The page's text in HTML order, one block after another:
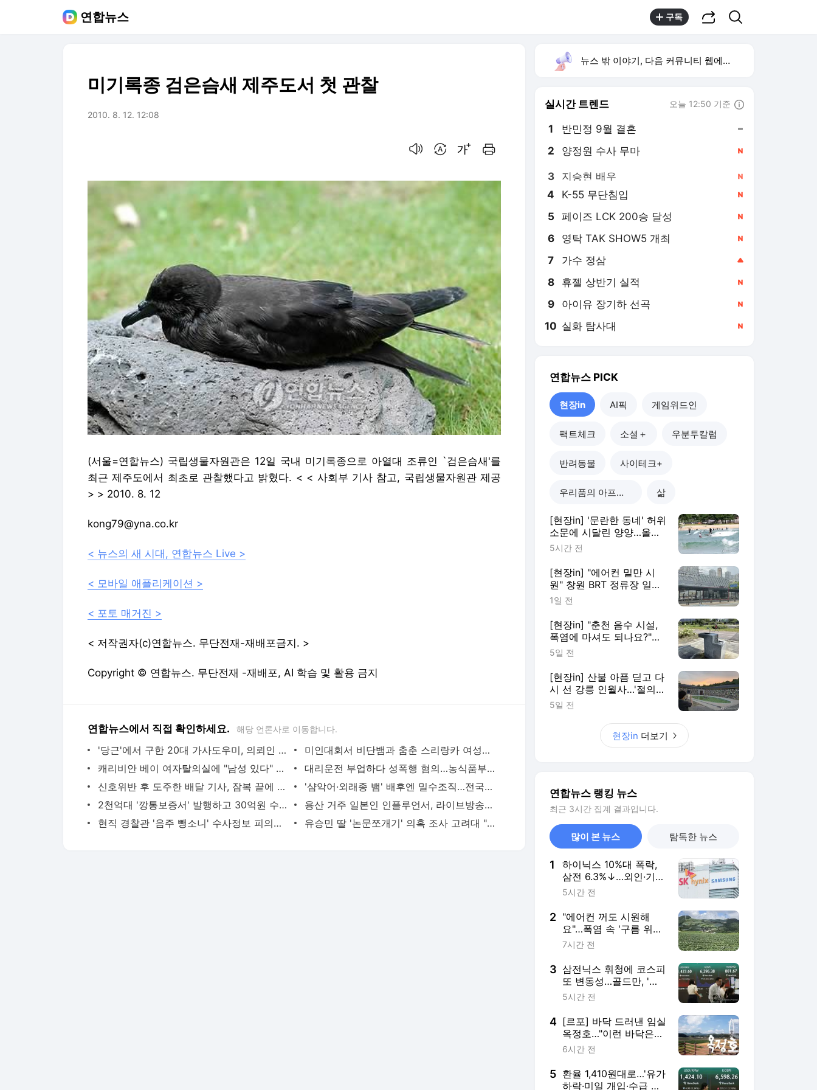
연합뉴스 구독
미기록종 검은슴새 제주도서 첫 관찰
2010. 8. 12. 12:08
(서울=연합뉴스) 국립생물자원관은 12일 국내 미기록종으로 아열대 조류인 `검은슴새'를
최근 제주도에서 최초로 관찰했다고 밝혔다. < < 사회부 기사 참고, 국립생물자원관 제공
> > 2010. 8. 12
kong79@yna.co.kr
< 뉴스의 새 시대, 연합뉴스 Live >
< 모바일 애플리케이션 >
< 포토 매거진 >
< 저작권자(c)연합뉴스. 무단전재-재배포금지. >
Copyright © 연합뉴스. 무단전재 -재배포, AI 학습 및 활용 금지
연합뉴스에서 직접 확인하세요. 해당 언론사로 이동합니다.
'당근'에서 구한 20대 가사도우미, 의뢰인 모친 유품 훔쳐가 | 연합뉴스
미인대회서 비단뱀과 춤춘 스리랑카 여성…동물학대 벌금형 | 연합뉴스
캐리비안 베이 여자탈의실에 "남성 있다" 신고 | 연합뉴스
대리운전 부업하다 성폭행 혐의…농식품부 산하 기관 직원 구속 | 연합뉴스
신호위반 후 도주한 배달 기사, 잠복 끝에 잡고 보니 수배자 | 연합뉴스
'샴악어·외래종 뱀' 배후엔 밀수조직…전국으로 택배 판매했다(종합) | 연합뉴스
2천억대 '깡통보증서' 발행하고 30억원 수수료 챙긴 유령보험사 | 연합뉴스
용산 거주 일본인 인플루언서, 라이브방송 도중 사망 | 연합뉴스
현직 경찰관 '음주 뺑소니' 수사정보 피의자 지인에 유출 의혹(종합) | 연합뉴스
유승민 딸 '논문쪼개기' 의혹 조사 고려대 "연구부정행위 아냐" | 연합뉴스
뉴스 밖 이야기, 다음 커뮤니티 웹에서 보기
실시간 트렌드 오늘 12:50 기준
1 반민정 9월 결혼
2 양정원 수사 무마
3 지승현 배우
4 K-55 무단침입
5 페이즈 LCK 200승 달성
6 영탁 TAK SHOW5 개최
7 가수 정삼
8 휴젤 상반기 실적
9 아이유 장기하 선곡
10 실화 탐사대
연합뉴스 PICK
현장in AI픽 게임위드인
팩트체크 소셜＋ 우분투칼럼
반려동물 사이테크+
우리품의 아프리카인 삶
[현장in] '문란한 동네' 허위
소문에 시달린 양양…올여
름 피서객 급증
5시간 전
[현장in] "에어컨 밑만 시
원" 창원 BRT 정류장 일부
이용객 볼멘소리
1일 전
[현장in] "춘천 음수 시설,
폭염에 마셔도 되나요?"…
안내 없어 시민 혼란
5일 전
[현장in] 산불 아픔 딛고 다
시 선 강릉 인월사…'절의
문턱부터 낮췄다'
5일 전
현장in 더보기
연합뉴스 랭킹 뉴스
최근 3시간 집계 결과입니다.
많이 본 뉴스 탐독한 뉴스
1
하이닉스 10%대 폭락,
삼전 6.3%↓…외인·기관
팔았다(종합)
5시간 전
2 "에어컨 꺼도 시원해
요"…폭염 속 '구름 위의
땅' 안반데기
7시간 전
3 삼전닉스 휘청에 코스피
또 변동성…골드만, '코
스피 12,000' 유지(종
5시간 전
4 [르포] 바닥 드러낸 임실
옥정호…"이런 바닥은
난생처음"
6시간 전
5 환율 1,410원대로…'유가
하락·미일 개입·수급 개